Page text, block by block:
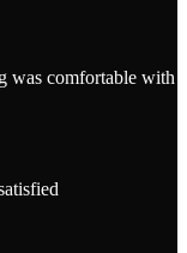
was comfortable with